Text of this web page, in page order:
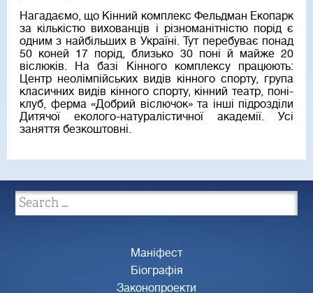
Нагадаємо, що Кінний комплекс Фельдман Екопарк
за кількістю вихованців і різноманітністю порід є
одним з найбільших в Україні. Тут перебуває понад
50 коней 17 порід, близько 30 поні й майже 20
віслюків. На базі Кінного комплексу працюють:
Центр неолімпійських видів кінного спорту, група
класичних видів кінного спорту, кінний театр, поні-
клуб, ферма «Добрий віслючок» та інші підрозділи
Дитячої еколого-натуралістичної академії. Усі
заняття безкоштовні.
Маніфест
Біографія
Законопроекти